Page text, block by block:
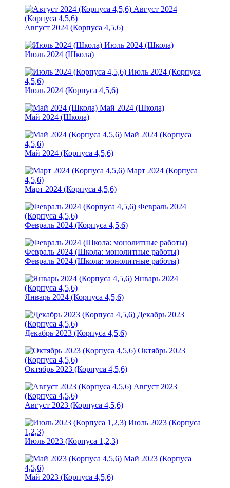
Август 2024
(Корпуса 4,5,6)
Август 2024 (Корпуса 4,5,6)
Июль 2024 (Школа)
Июль 2024 (Школа)
Июль 2024 (Корпуса
4,5,6)
Июль 2024 (Корпуса 4,5,6)
Май 2024 (Школа)
Май 2024 (Школа)
Май 2024 (Корпуса
4,5,6)
Май 2024 (Корпуса 4,5,6)
Март 2024 (Корпуса
4,5,6)
Март 2024 (Корпуса 4,5,6)
Февраль 2024
(Корпуса 4,5,6)
Февраль 2024 (Корпуса 4,5,6)
Февраль 2024 (Школа: монолитные работы)
Февраль 2024 (Школа: монолитные работы)
Январь 2024
(Корпуса 4,5,6)
Январь 2024 (Корпуса 4,5,6)
Декабрь 2023
(Корпуса 4,5,6)
Декабрь 2023 (Корпуса 4,5,6)
Октябрь 2023
(Корпуса 4,5,6)
Октябрь 2023 (Корпуса 4,5,6)
Август 2023
(Корпуса 4,5,6)
Август 2023 (Корпуса 4,5,6)
Июль 2023 (Корпуса
1,2,3)
Июль 2023 (Корпуса 1,2,3)
Май 2023 (Корпуса
4,5,6)
Май 2023 (Корпуса 4,5,6)